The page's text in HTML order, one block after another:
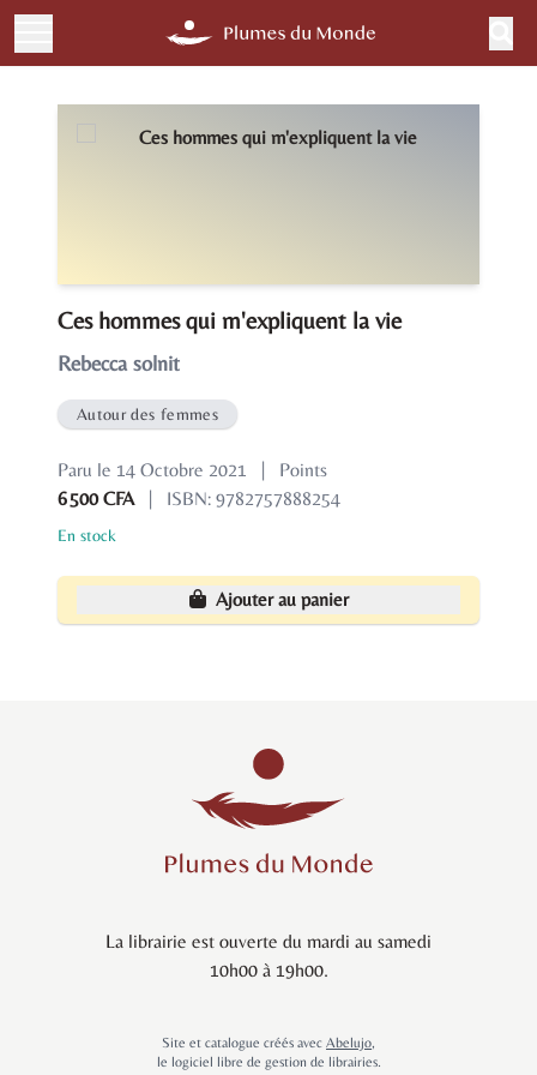
Ces hommes qui m'expliquent la vie
Rebecca solnit
Autour des femmes
Paru le 14 Octobre 2021 |
Points
6 500 CFA
| ISBN: 9782757888254
En stock
Ajouter au panier
La librairie est ouverte du mardi au samedi
10h00 à 19h00.
Site et catalogue créés avec Abelujo,
le logiciel libre de gestion de librairies.